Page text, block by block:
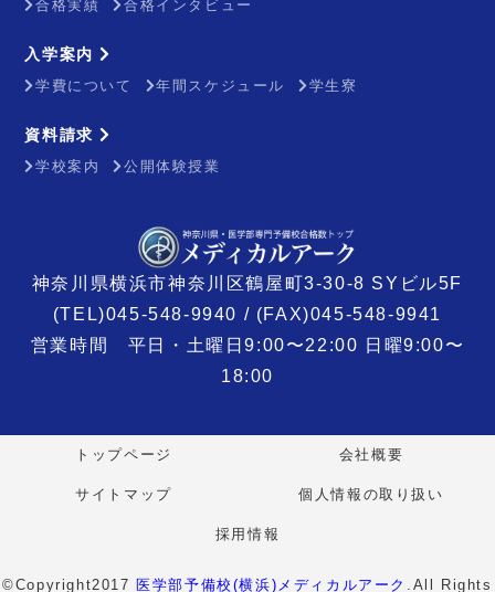
合格実績 合格インタビュー
入学案内
学費について 年間スケジュール 学生寮
資料請求
学校案内 公開体験授業
神奈川県横浜市神奈川区鶴屋町3-30-8 SYビル5F
(TEL)045-548-9940 / (FAX)045-548-9941
営業時間 平日・土曜日9:00〜22:00 日曜9:00〜
18:00
トップページ 会社概要
サイトマップ 個人情報の取り扱い
採用情報
©Copyright2017 医学部予備校(横浜)メディカルアーク .All Rights